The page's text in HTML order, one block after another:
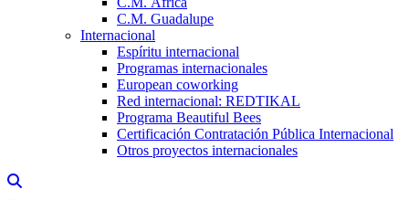
C.M. Guadalupe
Internacional
Espíritu internacional
Programas internacionales
European coworking
Red internacional: REDTIKAL
Programa Beautiful Bees
Certificación Contratación Pública Internacional
Otros proyectos internacionales